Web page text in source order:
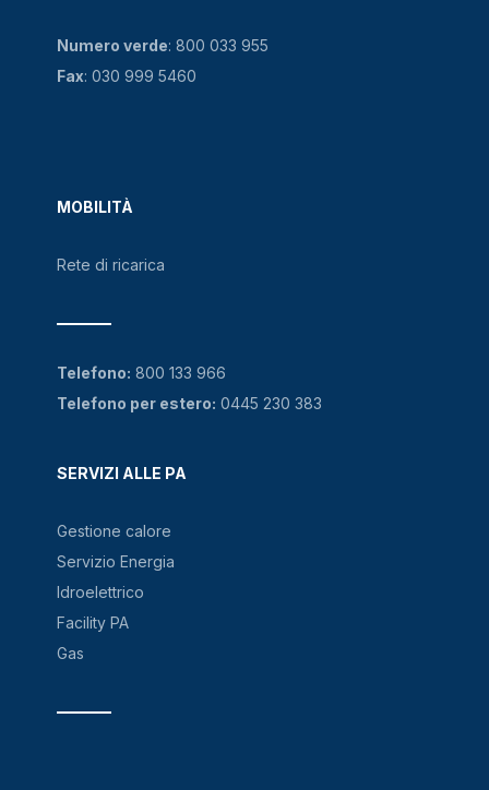
MOBILITÀ
Rete di ricarica
SERVIZI ALLE PA
Gestione calore
Servizio Energia
Idroelettrico
Facility PA
Gas
Numero verde: 800 033 955
Fax: 030 999 5460
Telefono: 800 133 966
Telefono per estero: 0445 230 383